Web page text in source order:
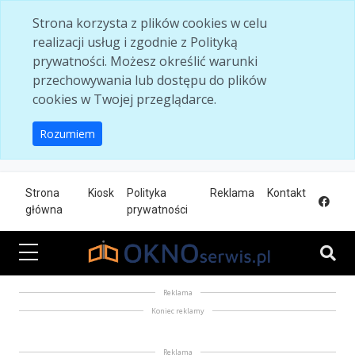
Strona korzysta z plików cookies w celu
realizacji usług i zgodnie z Polityką
prywatności. Możesz określić warunki
przechowywania lub dostępu do plików
cookies w Twojej przeglądarce.
Rozumiem
Strona
główna
Kiosk
Polityka
prywatności
Reklama Kontakt
Reklama
Koniec reklamy
Reklama